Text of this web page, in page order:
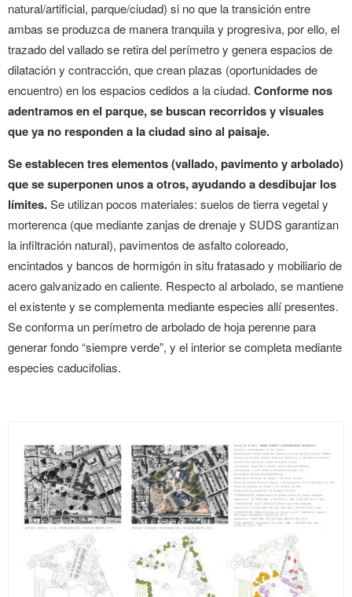
natural/artificial, parque/ciudad) si no que la transición entre
ambas se produzca de manera tranquila y progresiva, por ello, el
trazado del vallado se retira del perímetro y genera espacios de
dilatación y contracción, que crean plazas (oportunidades de
encuentro) en los espacios cedidos a la ciudad. Conforme nos
adentramos en el parque, se buscan recorridos y visuales
que ya no responden a la ciudad sino al paisaje.
Se establecen tres elementos (vallado, pavimento y arbolado)
que se superponen unos a otros, ayudando a desdibujar los
límites.Se utilizan pocos materiales: suelos de tierra vegetal y
morterenca (que mediante zanjas de drenaje y SUDS garantizan
la infiltración natural), pavimentos de asfalto coloreado,
encintados y bancos de hormigón in situ fratasado y mobiliario de
acero galvanizado en caliente. Respecto al arbolado, se mantiene
el existente y se complementa mediante especies allí presentes.
Se conforma un perímetro de arbolado de hoja perenne para
generar fondo “siempre verde”, y el interior se completa mediante
especies caducifolias.